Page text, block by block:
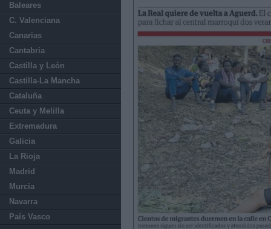
Baleares
C. Valenciana
Canarias
Cantabria
Castilla y León
Castilla-La Mancha
Cataluña
Ceuta y Melilla
Extremadura
Galicia
La Rioja
Madrid
Murcia
Navarra
País Vasco